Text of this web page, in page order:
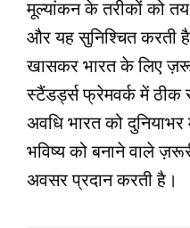
मूल्यांकन के तरीकों को
और यह सुनिश्चित करती है
खासकर भारत के लिए
स्टैंडर्ड्स फ्रेमवर्क में ठीक
अवधि भारत को
भविष्य को बनाने वाले
अवसर प्रदान करती है।